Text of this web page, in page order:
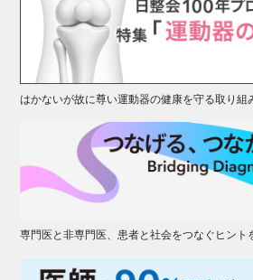
はかないが故に尊い運動器の健康を守る取り組
専門医と非専門医、患者と社会をつなぐヒント